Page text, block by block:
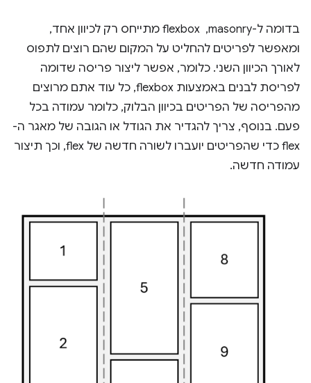
בדומה ל-masonry, ‏ flexbox מתייחס רק לכיוון אחד,
ומאפשר לפריטים להחליט על המקום שהם רוצים לתפוס
לאורך הכיוון השני. כלומר, אפשר ליצור פריסה שדומה
לפריסת לבנים באמצעות flexbox, כל עוד אתם מרוצים
מהפריסה של הפריטים בכיוון הבלוק, כלומר עמודה בכל
פעם. בנוסף, צריך להגדיר את הגודל או הגובה של מאגר ה-
flex כדי שהפריטים יועברו לשורה חדשה של flex, וכך תיצור
עמודה חדשה.